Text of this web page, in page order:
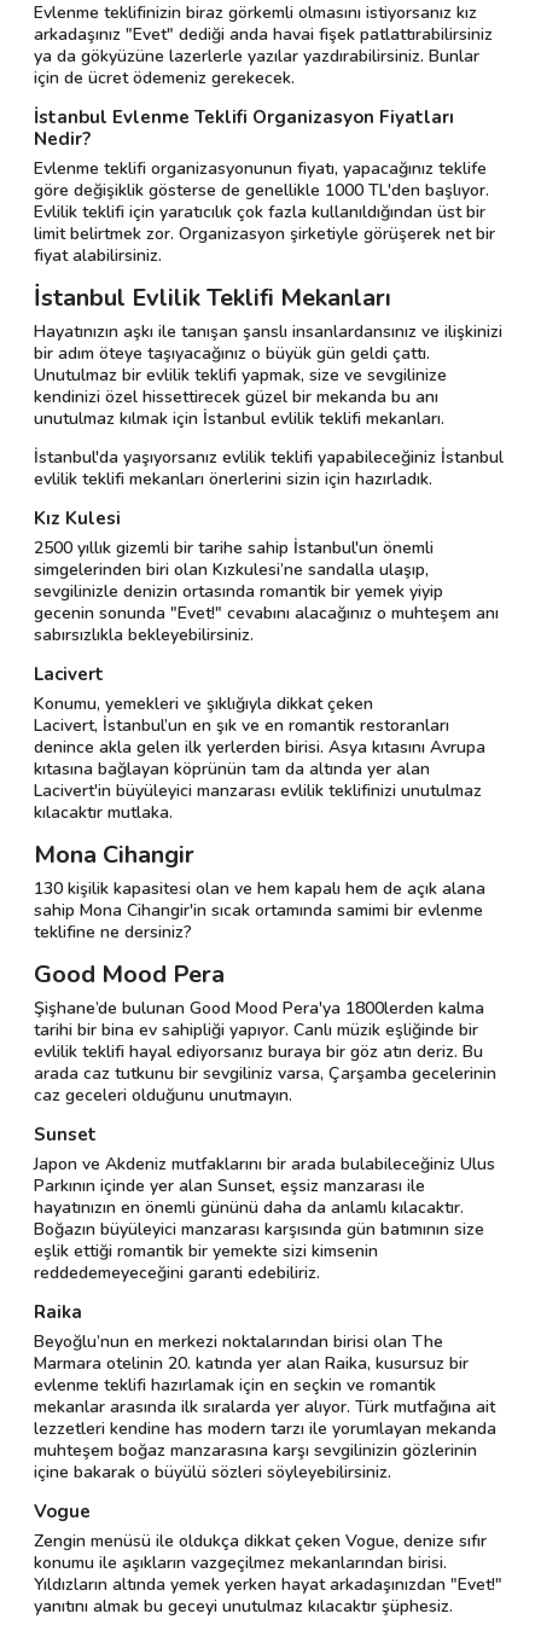
Evlenme teklifinizin biraz görkemli olmasını istiyorsanız kız
arkadaşınız "Evet" dediği anda havai fişek patlattırabilirsiniz
ya da gökyüzüne lazerlerle yazılar yazdırabilirsiniz. Bunlar
için de ücret ödemeniz gerekecek.
İstanbul Evlenme Teklifi Organizasyon Fiyatları
Nedir?
Evlenme teklifi organizasyonunun fiyatı, yapacağınız teklife
göre değişiklik gösterse de genellikle 1000 TL'den başlıyor.
Evlilik teklifi için yaratıcılık çok fazla kullanıldığından üst bir
limit belirtmek zor. Organizasyon şirketiyle görüşerek net bir
fiyat alabilirsiniz.
İstanbul Evlilik Teklifi Mekanları
Hayatınızın aşkı ile tanışan şanslı insanlardansınız ve ilişkinizi
bir adım öteye taşıyacağınız o büyük gün geldi çattı.
Unutulmaz bir evlilik teklifi yapmak, size ve sevgilinize
kendinizi özel hissettirecek güzel bir mekanda bu anı
unutulmaz kılmak için İstanbul evlilik teklifi mekanları.
İstanbul'da yaşıyorsanız evlilik teklifi yapabileceğiniz İstanbul
evlilik teklifi mekanları önerlerini sizin için hazırladık.
Kız Kulesi
2500 yıllık gizemli bir tarihe sahip İstanbul'un önemli
simgelerinden biri olan Kızkulesi’ne sandalla ulaşıp,
sevgilinizle denizin ortasında romantik bir yemek yiyip
gecenin sonunda "Evet!" cevabını alacağınız o muhteşem anı
sabırsızlıkla bekleyebilirsiniz.
Lacivert
Konumu, yemekleri ve şıklığıyla dikkat çeken
Lacivert, İstanbul’un en şık ve en romantik restoranları
denince akla gelen ilk yerlerden birisi. Asya kıtasını Avrupa
kıtasına bağlayan köprünün tam da altında yer alan
Lacivert'in büyüleyici manzarası evlilik teklifinizi unutulmaz
kılacaktır mutlaka.
Mona Cihangir
130 kişilik kapasitesi olan ve hem kapalı hem de açık alana
sahip Mona Cihangir'in sıcak ortamında samimi bir evlenme
teklifine ne dersiniz?
Good Mood Pera
Şişhane’de bulunan Good Mood Pera'ya 1800lerden kalma
tarihi bir bina ev sahipliği yapıyor. Canlı müzik eşliğinde bir
evlilik teklifi hayal ediyorsanız buraya bir göz atın deriz. Bu
arada caz tutkunu bir sevgiliniz varsa, Çarşamba gecelerinin
caz geceleri olduğunu unutmayın.
Sunset
Japon ve Akdeniz mutfaklarını bir arada bulabileceğiniz Ulus
Parkının içinde yer alan Sunset, eşsiz manzarası ile
hayatınızın en önemli gününü daha da anlamlı kılacaktır.
Boğazın büyüleyici manzarası karşısında gün batımının size
eşlik ettiği romantik bir yemekte sizi kimsenin
reddedemeyeceğini garanti edebiliriz.
Raika
Beyoğlu’nun en merkezi noktalarından birisi olan The
Marmara otelinin 20. katında yer alan Raika, kusursuz bir
evlenme teklifi hazırlamak için en seçkin ve romantik
mekanlar arasında ilk sıralarda yer alıyor. Türk mutfağına ait
lezzetleri kendine has modern tarzı ile yorumlayan mekanda
muhteşem boğaz manzarasına karşı sevgilinizin gözlerinin
içine bakarak o büyülü sözleri söyleyebilirsiniz.
Vogue
Zengin menüsü ile oldukça dikkat çeken Vogue, denize sıfır
konumu ile aşıkların vazgeçilmez mekanlarından birisi.
Yıldızların altında yemek yerken hayat arkadaşınızdan "Evet!"
yanıtını almak bu geceyi unutulmaz kılacaktır şüphesiz.